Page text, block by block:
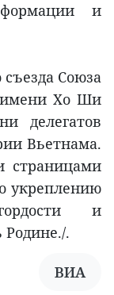
и
Союза
имени Хо Ши
делегатов
Вьетнама.
страницами
укреплению
и
.
ВИА